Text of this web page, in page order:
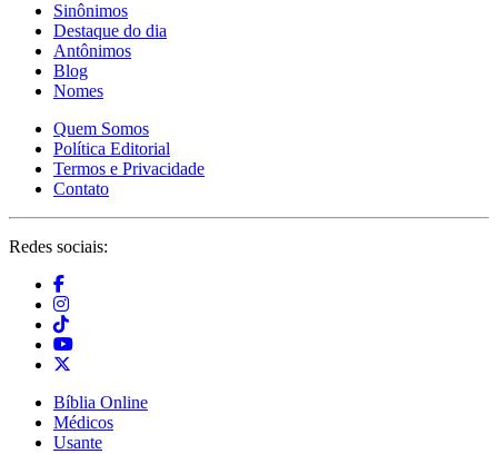
Sinônimos
Destaque do dia
Antônimos
Blog
Nomes
Quem Somos
Política Editorial
Termos e Privacidade
Contato
Redes sociais:
Bíblia Online
Médicos
Usante